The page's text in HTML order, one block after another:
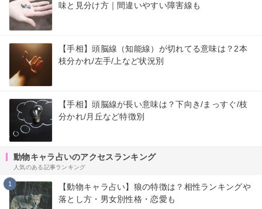
味と見分け方｜間違いやすい障害線も
【手相】頭脳線（知能線）が切れてる意味は？2本
枝分かれ/左手/上など状況別
【手相】頭脳線が長い意味は？下向き/まっすぐ/枝
分かれ/月丘など特徴別
動物キャラ占いのアクセスランキング
人気のある記事ランキング
1
【動物キャラ占い】狼の特徴は？相性ランキングや
落とし方・男女別性格・恋愛も